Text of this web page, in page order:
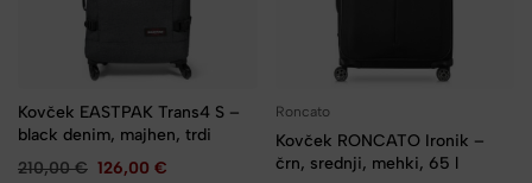
Kovček EASTPAK Trans4 S –
black denim, majhen, trdi
210,00€ 126,00 €
Roncato
Kovček RONCATO Ironik –
črn, srednji, mehki, 65 l